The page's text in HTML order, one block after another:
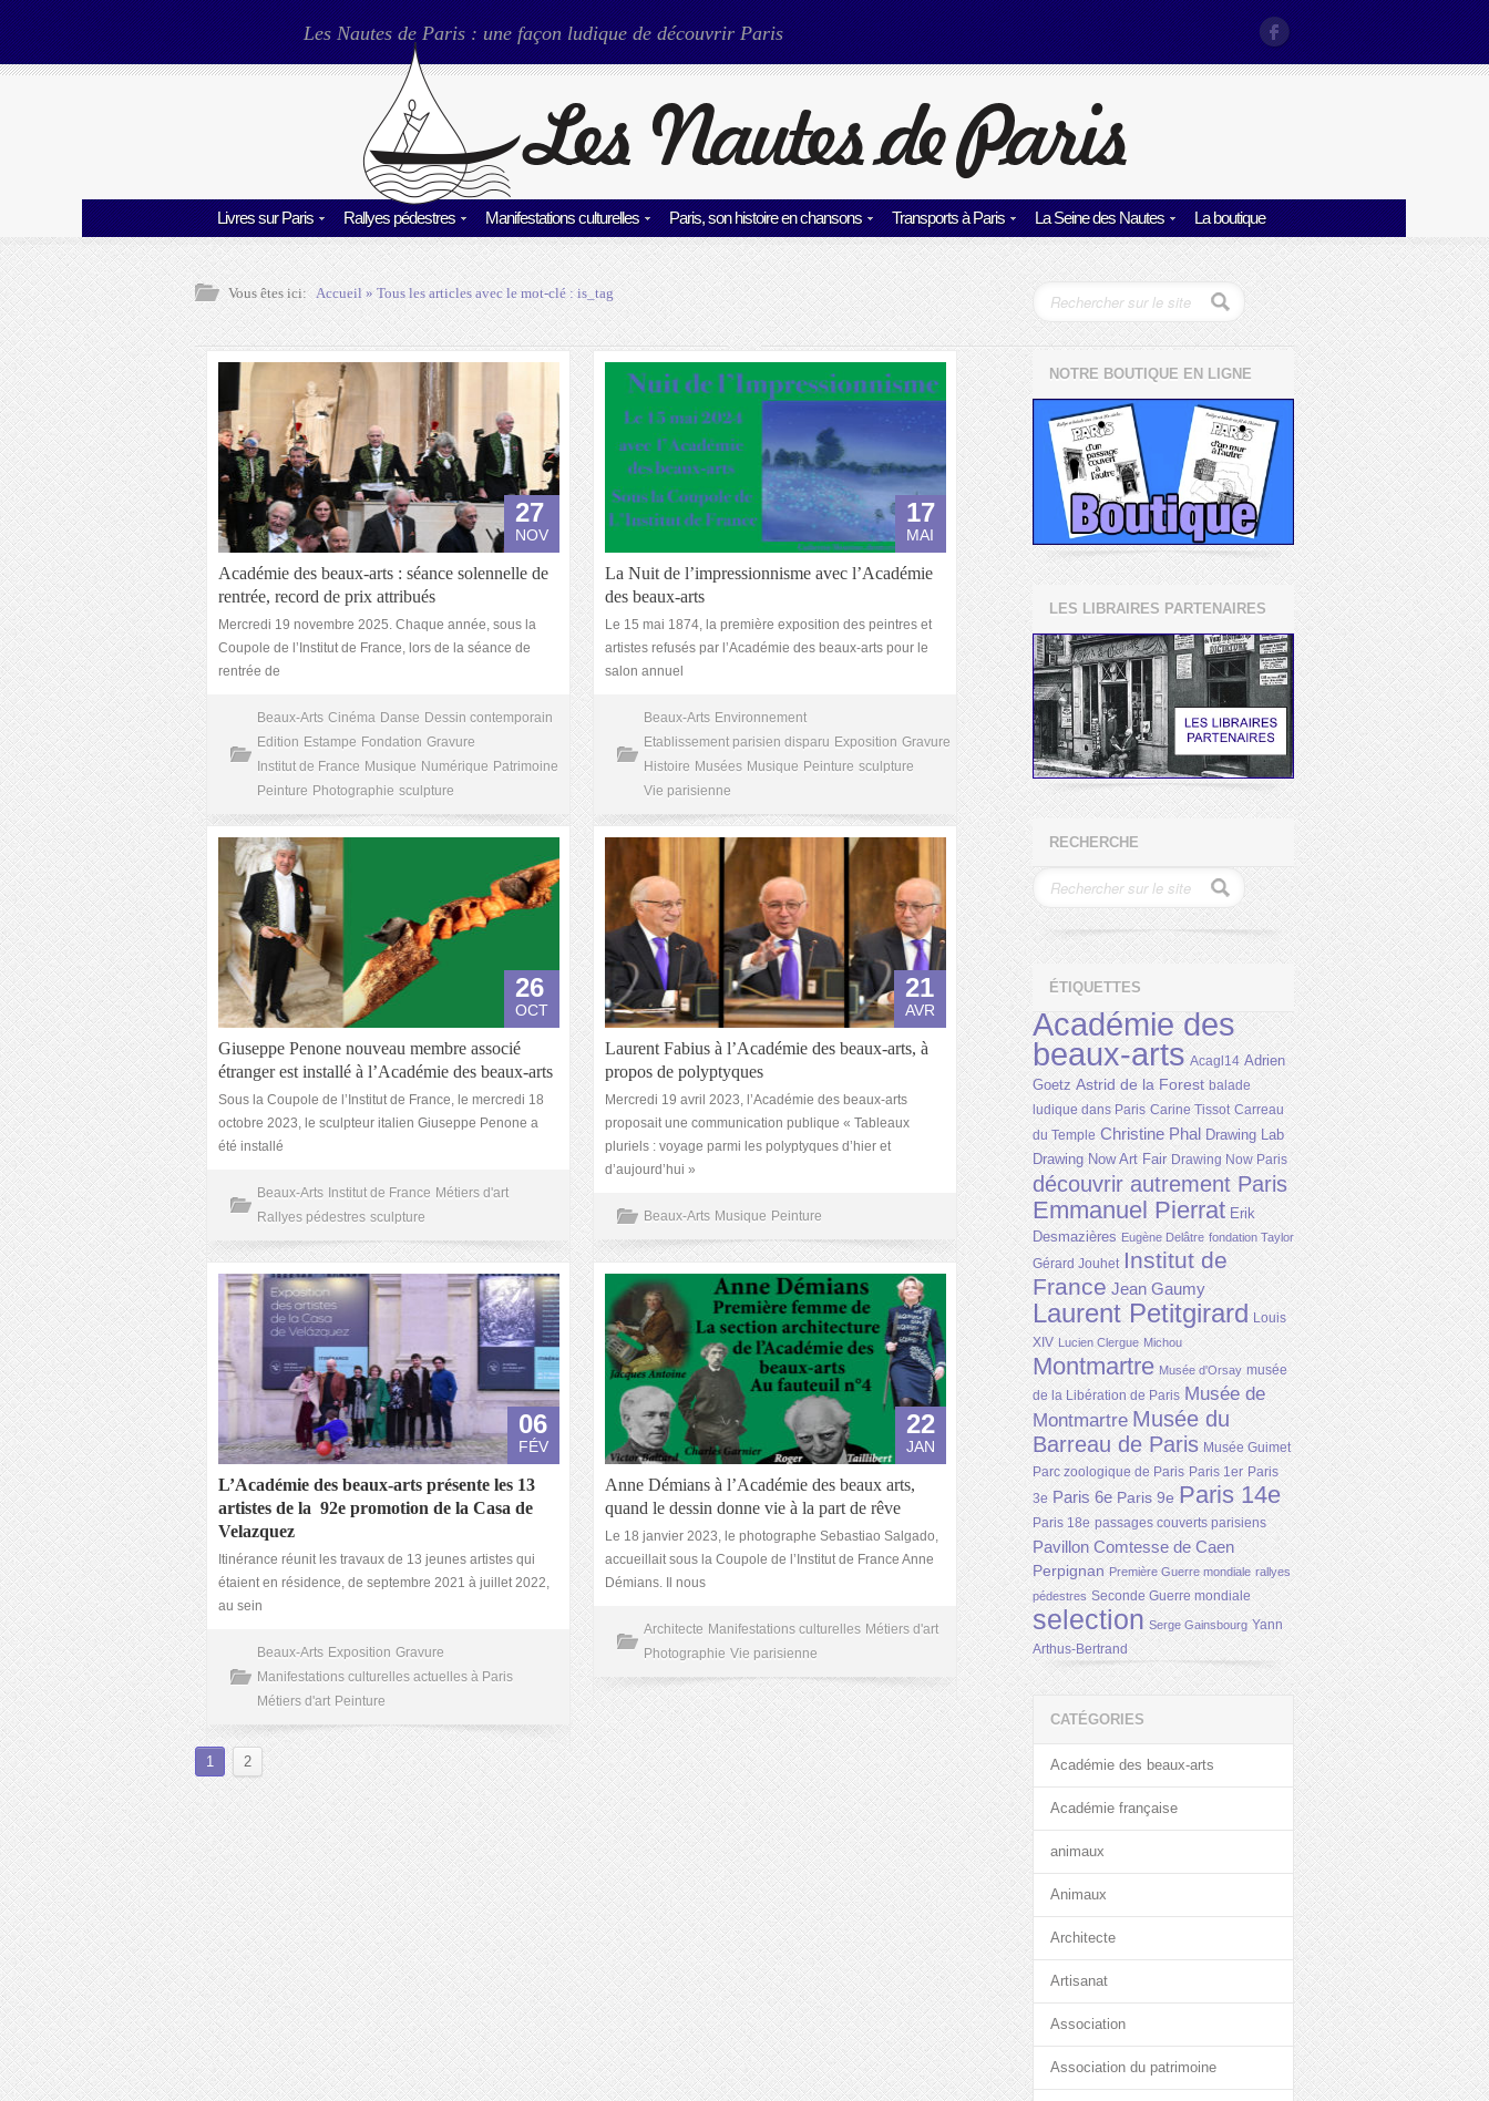
Les Nautes de Paris : une façon ludique de découvrir Paris
Livres sur Paris Rallyes pédestres Manifestations culturelles Paris, son histoire en chansons Transports à Paris La Seine des Nautes La boutique
Vous êtes ici: Accueil» Tous les articles avec le mot-clé :is_tag
27
NOV
Académie des beaux-arts : séance solennelle de
rentrée, record de prix attribués
Mercredi 19 novembre 2025. Chaque année, sous la
Coupole de l’Institut de France, lors de la séance de
rentrée de
Beaux-Arts Cinéma Danse Dessin contemporain
Edition Estampe Fondation Gravure
Institut de France Musique Numérique Patrimoine
Peinture Photographie sculpture
17
MAI
La Nuit de l’impressionnisme avec l’Académie
des beaux-arts
Le 15 mai 1874, la première exposition des peintres et
artistes refusés par l’Académie des beaux-arts pour le
salon annuel
Beaux-Arts Environnement
Etablissement parisien disparu Exposition Gravure
Histoire Musées Musique Peinture sculpture
Vie parisienne
26
OCT
Giuseppe Penone nouveau membre associé
étranger est installé à l’Académie des beaux-arts
Sous la Coupole de l’Institut de France, le mercredi 18
octobre 2023, le sculpteur italien Giuseppe Penone a
été installé
Beaux-Arts Institut de France Métiers d'art
Rallyes pédestres sculpture
21
AVR
Laurent Fabius à l’Académie des beaux-arts, à
propos de polyptyques
Mercredi 19 avril 2023, l’Académie des beaux-arts
proposait une communication publique « Tableaux
pluriels : voyage parmi les polyptyques d’hier et
d’aujourd’hui »
Beaux-Arts Musique Peinture
06
FÉV
L’Académie des beaux-arts présente les 13
artistes de la 92e promotion de la Casa de
Velazquez
Itinérance réunit les travaux de 13 jeunes artistes qui
étaient en résidence, de septembre 2021 à juillet 2022,
au sein
Beaux-Arts Exposition Gravure
Manifestations culturelles actuelles à Paris
Métiers d'art Peinture
22
JAN
Anne Démians à l’Académie des beaux arts,
quand le dessin donne vie à la part de rêve
Le 18 janvier 2023, le photographe Sebastiao Salgado,
accueillait sous la Coupole de l’Institut de France Anne
Démians. Il nous
Architecte Manifestations culturelles Métiers d'art
Photographie Vie parisienne
1 2
NOTRE BOUTIQUE EN LIGNE
LES LIBRAIRES PARTENAIRES
RECHERCHE
ÉTIQUETTES
Académie des
beaux-arts Acagl14 Adrien
Goetz Astrid de la Forest balade
ludique dans Paris Carine Tissot Carreau
du Temple Christine Phal Drawing Lab
Drawing Now Art Fair Drawing Now Paris
découvrir autrement Paris
Emmanuel Pierrat Erik
Desmazières Eugène Delâtre fondation Taylor
Gérard Jouhet Institut de
France Jean Gaumy
Laurent Petitgirard Louis
XIV Lucien Clergue Michou
Montmartre Musée d'Orsay musée
de la Libération de Paris Musée de
Montmartre Musée du
Barreau de Paris Musée Guimet
Parc zoologique de Paris Paris 1er Paris
3e Paris 6e Paris 9e Paris 14e
Paris 18e passages couverts parisiens
Pavillon Comtesse de Caen
Perpignan Première Guerre mondiale rallyes
pédestres Seconde Guerre mondiale
selection Serge Gainsbourg Yann
Arthus-Bertrand
CATÉGORIES
Académie des beaux-arts
Académie française
animaux
Animaux
Architecte
Artisanat
Association
Association du patrimoine